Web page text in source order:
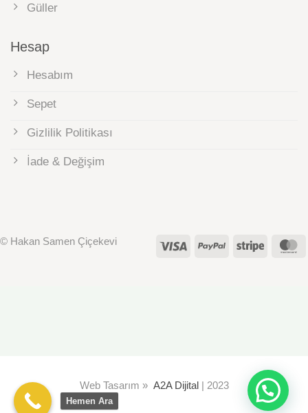
Güller
Hesap
Hesabım
Sepet
Gizlilik Politikası
İade & Değişim
© Hakan Samen Çiçekevi Visa PayPalStripe
Web Tasarım » A2A Dijital| 2023
💬 Yardım ister misiniz?
Hemen Ara